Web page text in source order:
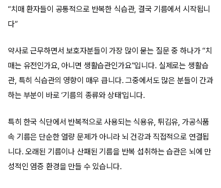
“치매 환자들이 공통적으로 반복한 식습관, 결국 기름에서 시작됩니
다”
약사로 근무하면서 보호자분들이 가장 많이 묻는 질문 중 하나가 “치
매는 유전인가요, 아니면 생활습관인가요”입니다. 실제로는 생활습
관, 특히 식습관의 영향이 매우 큽니다. 그중에서도 많은 분들이 간과
하는 부분이 바로 ‘기름의 종류와 상태’입니다.
특히 한국 식단에서 반복적으로 사용되는 식용유, 튀김유, 가공식품
속 기름은 단순한 열량 문제가 아니라 뇌 건강과 직접적으로 연결됩
니다. 오래된 기름이나 산패된 기름을 반복 섭취하는 습관은 뇌에 만
성적인 염증 환경을 만들 수 있습니다.